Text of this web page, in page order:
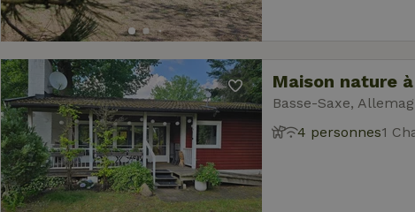
Maison nature
Basse-Saxe,
4 personnes1